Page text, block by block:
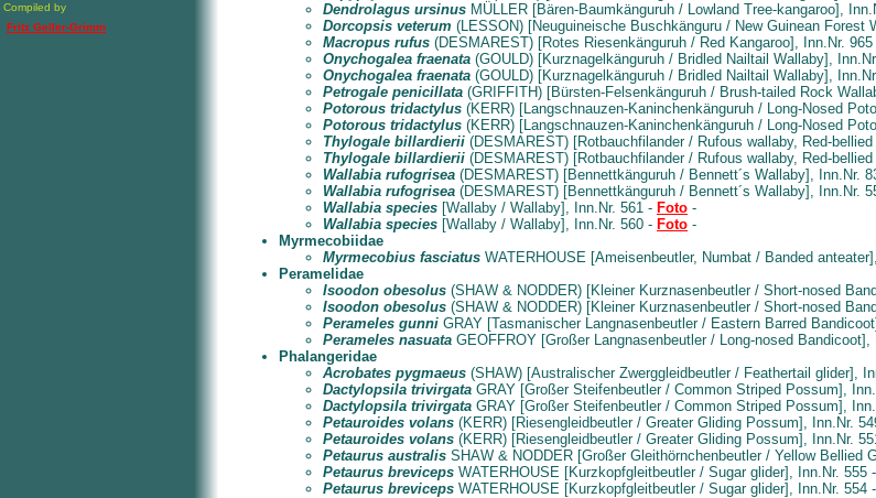
Compiled by
Fritz Geller-Grimm
Dendrolagus ursinus MÜLLER [Bären-Baumkänguruh / Lowland Tree-kangaroo],
Dorcopsis veterum (LESSON) [Neuguineische Buschkänguru / New Guinean Forest
Macropus rufus (DESMAREST) [Rotes Riesenkänguruh / Red Kangaroo], Inn.Nr. 965
Onychogalea fraenata (GOULD) [Kurznagelkänguruh / Bridled Nailtail Wallaby],
Onychogalea fraenata (GOULD) [Kurznagelkänguruh / Bridled Nailtail Wallaby],
Petrogale penicillata (GRIFFITH) [Bürsten-Felsenkänguruh / Brush-tailed Rock
Potorous tridactylus (KERR) [Langschnauzen-Kaninchenkänguruh / Long-Nosed
Potorous tridactylus (KERR) [Langschnauzen-Kaninchenkänguruh / Long-Nosed
Thylogale billardierii (DESMAREST) [Rotbauchfilander / Rufous wallaby, Red-
Thylogale billardierii (DESMAREST) [Rotbauchfilander / Rufous wallaby, Red-
Wallabia rufogrisea (DESMAREST) [Bennettkänguruh / Bennett´s Wallaby], Inn.Nr.
Wallabia rufogrisea (DESMAREST) [Bennettkänguruh / Bennett´s Wallaby], Inn.Nr.
Wallabia species [Wallaby / Wallaby], Inn.Nr. 561 - Foto -
Wallabia species [Wallaby / Wallaby], Inn.Nr. 560 - Foto -
Myrmecobiidae
Myrmecobius fasciatus WATERHOUSE [Ameisenbeutler, Numbat / Banded
Peramelidae
Isoodon obesolus (SHAW & NODDER) [Kleiner Kurznasenbeutler / Short-nosed
Isoodon obesolus (SHAW & NODDER) [Kleiner Kurznasenbeutler / Short-nosed
Perameles gunni GRAY [Tasmanischer Langnasenbeutler / Eastern Barred
Perameles nasuata GEOFFROY [Großer Langnasenbeutler / Long-nosed Bandicoot],
Phalangeridae
Acrobates pygmaeus (SHAW) [Australischer Zwerggleidbeutler / Feathertail glider],
Dactylopsila trivirgata GRAY [Großer Steifenbeutler / Common Striped Possum],
Dactylopsila trivirgata GRAY [Großer Steifenbeutler / Common Striped Possum],
Petauroides volans (KERR) [Riesengleidbeutler / Greater Gliding Possum], Inn.Nr.
Petauroides volans (KERR) [Riesengleidbeutler / Greater Gliding Possum], Inn.Nr.
Petaurus australis SHAW & NODDER [Großer Gleithörnchenbeutler / Yellow Bellied
Petaurus breviceps WATERHOUSE [Kurzkopfgleitbeutler / Sugar glider], Inn.Nr. 555 -
Petaurus breviceps WATERHOUSE [Kurzkopfgleitbeutler / Sugar glider], Inn.Nr. 554 -